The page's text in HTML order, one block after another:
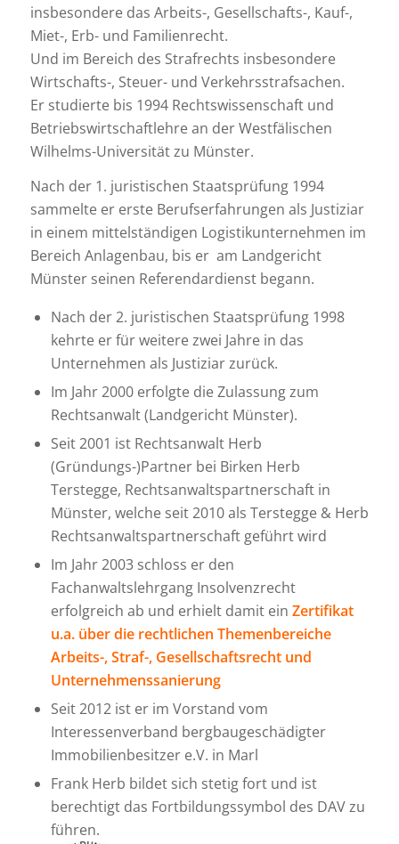
insbesondere das Arbeits-, Gesellschafts-, Kauf-,
Miet-, Erb- und Familienrecht.
Und im Bereich des Strafrechts insbesondere
Wirtschafts-, Steuer- und Verkehrsstrafsachen.
Er studierte bis 1994 Rechtswissenschaft und
Betriebswirtschaftlehre an der Westfälischen
Wilhelms-Universität zu Münster.
Nach der 1. juristischen Staatsprüfung 1994
sammelte er erste Berufserfahrungen als Justiziar
in einem mittelständigen Logistikunternehmen im
Bereich Anlagenbau, bis er am Landgericht
Münster seinen Referendardienst begann.
Nach der 2. juristischen Staatsprüfung 1998
kehrte er für weitere zwei Jahre in das
Unternehmen als Justiziar zurück.
Im Jahr 2000 erfolgte die Zulassung zum
Rechtsanwalt (Landgericht Münster).
Seit 2001 ist Rechtsanwalt Herb
(Gründungs-)Partner bei Birken Herb
Terstegge, Rechtsanwaltspartnerschaft in
Münster, welche seit 2010 als Terstegge & Herb
Rechtsanwaltspartnerschaft geführt wird
Im Jahr 2003 schloss er den
Fachanwaltslehrgang Insolvenzrecht
erfolgreich ab und erhielt damit ein Zertifikat
u.a. über die rechtlichen Themenbereiche
Arbeits-, Straf-, Gesellschaftsrecht und
Unternehmenssanierung
Seit 2012 ist er im Vorstand vom
Interessenverband bergbaugeschädigter
Immobilienbesitzer e.V. in Marl
Frank Herb bildet sich stetig fort und ist
berechtigt das Fortbildungssymbol des DAV zu
führen.